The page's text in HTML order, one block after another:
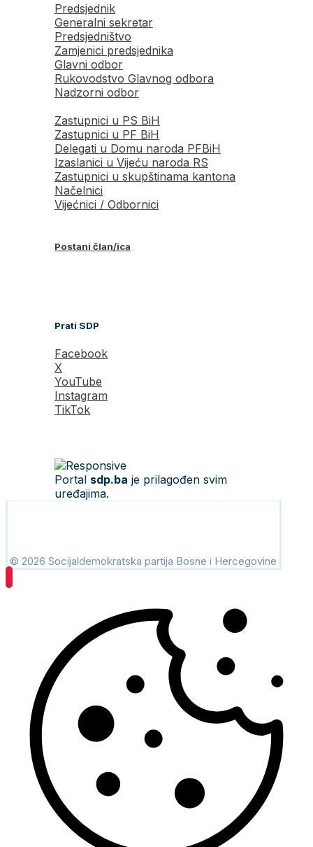
Predsjednik
Generalni sekretar
Predsjedništvo
Zamjenici predsjednika
Glavni odbor
Rukovodstvo Glavnog odbora
Nadzorni odbor
Zastupnici u PS BiH
Zastupnici u PF BiH
Delegati u Domu naroda PFBiH
Izaslanici u Vijeću naroda RS
Zastupnici u skupštinama kantona
Načelnici
Vijećnici / Odbornici
Postani član/ica
Prati SDP
Facebook
X
YouTube
Instagram
TikTok
Portal sdp.ba je prilagođen svim
uređajima.
© 2026 Socijaldemokratska partija Bosne i Hercegovine